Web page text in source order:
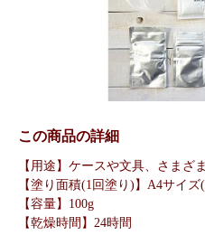
この商品の詳細
【用途】ケースや文具、さまざ
【塗り面積(1回塗り)】A4サイズ
【容量】100g
【乾燥時間】24時間